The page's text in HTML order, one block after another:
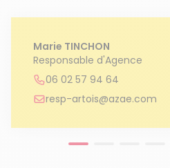
Marie TINCHON
Responsable d'Agence
06 02 57 94 64
resp-artois@azae.com